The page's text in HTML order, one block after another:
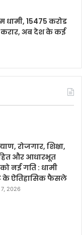
धामी, 15475 करोड
करार, अब देश के कई
रोजगार, शिक्षा,
और आधारभूत
नई गति : धामी
के ऐतिहासिक फैसले
2026